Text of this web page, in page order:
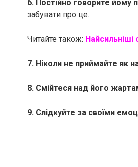
6. Постійно говорите йому
забувати про це.
Читайте також: Найсильніші
7. Ніколи не приймайте як
8. Смійтеся над його
9. Слідкуйте за своїми